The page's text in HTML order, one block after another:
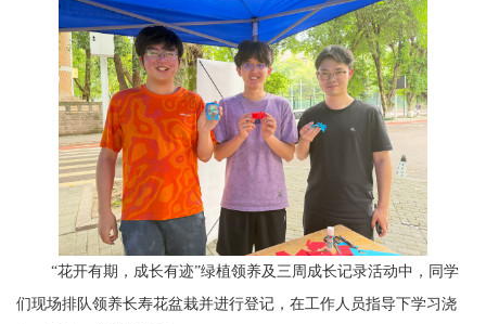
“花开有期，成长有迹”绿植领养及三周成长记录活动中，同学
们现场排队领养长寿花盆栽并进行登记，在工作人员指导下学习浇